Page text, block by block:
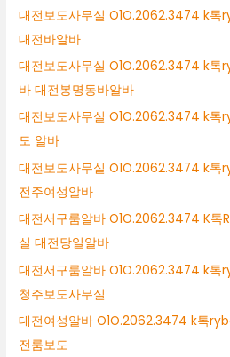
대전보도사무실 O1O.2062.3474 k
대전바알바
대전보도사무실 O1O.2062.3474 k
바 대전봉명동바알바
대전보도사무실 O1O.2062.3474 k
도 알바
대전보도사무실 O1O.2062.3474 k
전주여성알바
대전서구룸알바 O1O.2062.3474 K톡
실 대전당일알바
대전서구룸알바 O1O.2062.3474 k
청주보도사무실
대전여성알바 O1O.2062.3474 k톡
전룸보도